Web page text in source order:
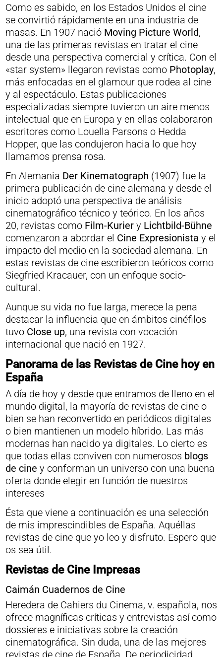
Como es sabido, en los Estados Unidos el cine
se convirtió rápidamente en una industria de
masas. En 1907 nacióMoving Picture World,
una de las primeras revistas en tratar el cine
desde una perspectiva comercial y crítica. Con el
«star system» llegaron revistas como Photoplay,
más enfocadas en el glamour que rodea al cine
y al espectáculo. Estas publicaciones
especializadas siempre tuvieron un aire menos
intelectual que en Europa y en ellas colaboraron
escritores como Louella Parsons o Hedda
Hopper, que las condujeron hacia lo que hoy
llamamos prensa rosa.
En Alemania Der Kinematograph (1907) fue la
primera publicación de cine alemana y desde el
inicio adoptó una perspectiva de análisis
cinematográfico técnico y teórico. En los años
20, revistas como Film-Kurier y Lichtbild-Bühne
comenzaron a abordar el Cine Expresionista y el
impacto del medio en la sociedad alemana. En
estas revistas de cine escribieron teóricos como
Siegfried Kracauer, con un enfoque socio-
cultural.
Aunque su vida no fue larga, merece la pena
destacar la influencia que en ámbitos cinéfilos
tuvoClose up, una revista con vocación
internacional que nació en 1927.
Panorama de las Revistas de Cine hoy en
España
A día de hoy y desde que entramos de lleno en el
mundo digital, la mayoría de revistas de cine o
bien se han reconvertido en periódicos digitales
o bien mantienen un modelo híbrido. Las más
modernas han nacido ya digitales. Lo cierto es
que todas ellas conviven con numerosos blogs
de cine y conforman un universo con una buena
oferta donde elegir en función de nuestros
intereses
Ésta que viene a continuación es una selección
de mis imprescindibles de España. Aquéllas
revistas de cine que yo leo y disfruto. Espero que
os sea útil.
Revistas de Cine Impresas
Caimán Cuadernos de Cine
Heredera de Cahiers du Cinema, v. española, nos
ofrece magníficas críticas y entrevistas así como
dossieres e iniciativas sobre la creación
cinematográfica. Sin duda, una de las mejores
revistas de cine de España. De periodicidad